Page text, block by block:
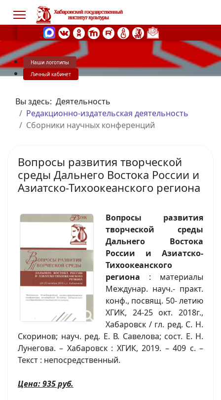
Наши логотипы
Личный кабинет
Вы здесь: Деятельность
Редакционно-издательская деятельность
Сборники научных конференций
Вопросы развития творческой
среды Дальнего Востока России и
Азиатско-Тихоокеанского региона
Вопросы развития
творческой среды
Дальнего Востока
России и Азиатско-
Тихоокеанского
региона : материалы
Междунар. науч.- практ.
конф., посвящ. 50- летию
ХГИК, 24-25 окт. 2018г.,
Хабаровск / гл. ред. С. Н.
Скоринов; науч. ред. Е. В. Савелова; сост. Е. Н.
Лунегова. – Хабаровск : ХГИК, 2019. – 409 с. –
Текст : непосредственный.
Цена: 935 руб.